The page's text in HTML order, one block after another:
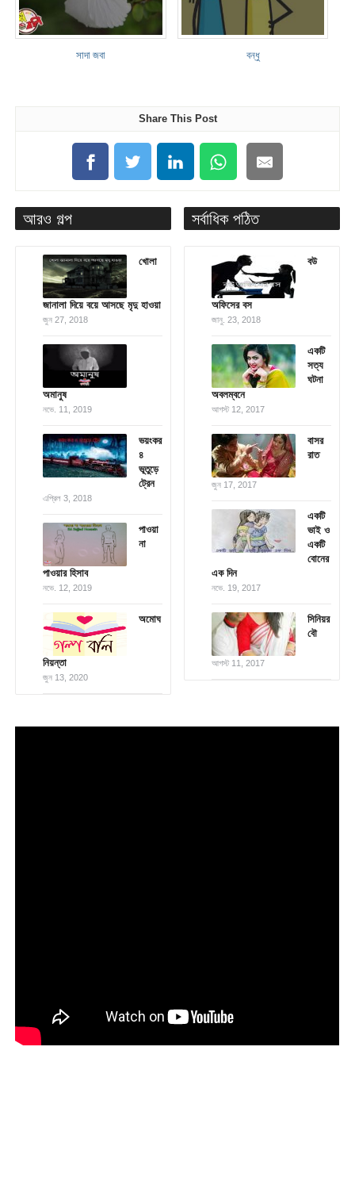
সাদা জবা বন্ধু
Share This Post
আরও গল্প
খোলা
জানালা দিয়ে বয়ে আসছে মৃদু হাওয়া
জুন 27, 2018
অমানুষ
নভে. 11, 2019
ভয়ংকর
৪
ভূতুড়ে
ট্রেন
এপ্রিল 3, 2018
পাওয়া
না
পাওয়ার হিসাব
নভে. 12, 2019
অমোঘ
নিয়ন্তা
জুন 13, 2020
সর্বাধিক পঠিত
বউ
অফিসের বস
জানু. 23, 2018
একটি
সত্য
ঘটনা
অবলম্বনে
আগস্ট 12, 2017
বাসর
রাত
জুন 17, 2017
একটি
ভাই ও
একটি
বোনের
এক দিন
নভে. 19, 2017
সিনিয়র
বৌ
আগস্ট 11, 2017